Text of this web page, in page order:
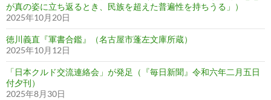
が真の姿に立ち返るとき、民族を超えた普遍性を持ちうる」）
2025年10月20日
徳川義直『軍書合鑑』（名古屋市蓬左文庫所蔵）
2025年10月12日
「日本クルド交流連絡会」が発足（『毎日新聞』令和六年二月五日
付夕刊）
2025年8月30日